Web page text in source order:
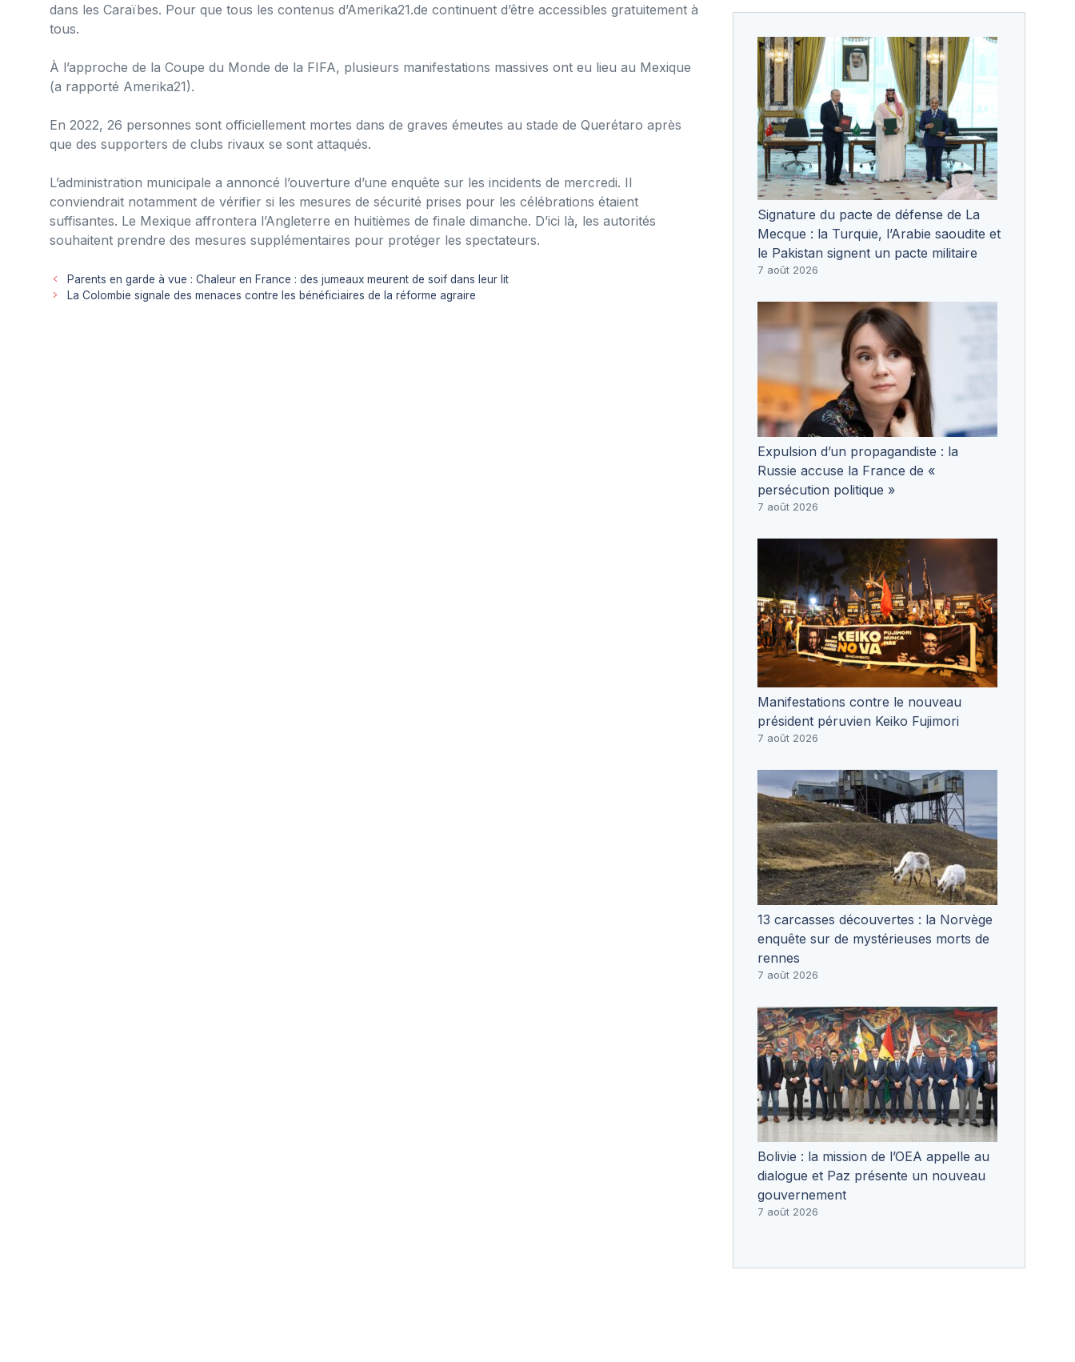
dans les Caraïbes. Pour que tous les contenus d’Amerika21.de continuent d’être accessibles gratuitement à
tous.
À l’approche de la Coupe du Monde de la FIFA, plusieurs manifestations massives ont eu lieu au Mexique
(a rapporté Amerika21).
En 2022, 26 personnes sont officiellement mortes dans de graves émeutes au stade de Querétaro après
que des supporters de clubs rivaux se sont attaqués.
L’administration municipale a annoncé l’ouverture d’une enquête sur les incidents de mercredi. Il
conviendrait notamment de vérifier si les mesures de sécurité prises pour les célébrations étaient
suffisantes. Le Mexique affrontera l’Angleterre en huitièmes de finale dimanche. D’ici là, les autorités
souhaitent prendre des mesures supplémentaires pour protéger les spectateurs.
Parents en garde à vue : Chaleur en France : des jumeaux meurent de soif dans leur lit
La Colombie signale des menaces contre les bénéficiaires de la réforme agraire
Signature du pacte de défense de La
Mecque : la Turquie, l’Arabie saoudite et
le Pakistan signent un pacte militaire
7 août 2026
Expulsion d’un propagandiste : la
Russie accuse la France de «
persécution politique »
7 août 2026
Manifestations contre le nouveau
président péruvien Keiko Fujimori
7 août 2026
13 carcasses découvertes : la Norvège
enquête sur de mystérieuses morts de
rennes
7 août 2026
Bolivie : la mission de l’OEA appelle au
dialogue et Paz présente un nouveau
gouvernement
7 août 2026